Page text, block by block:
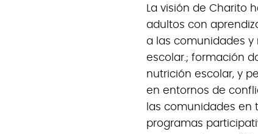
La visión de Charito
adultos con
a las comunidades y
escolar.; formación
nutrición escolar, y
en entornos de
las comunidades en
programas